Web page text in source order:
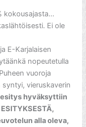
kokousajasta…
Ei ole
E-Karjalaisen
nopeutetulla
vuoroja
vieruskaverin
hyväksyttiin
alla oleva,